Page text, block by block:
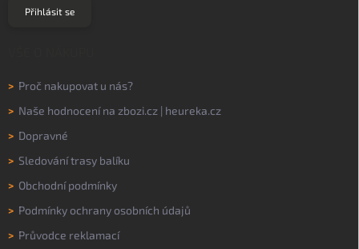
Přihlásit se
> Proč nakupovat u nás?
> Naše hodnocení na zbozi.cz heureka.cz
> Dopravné
> Sledování trasy balíku
> Obchodní podmínky
> Podmínky ochrany osobních údajů
> Průvodce reklamací